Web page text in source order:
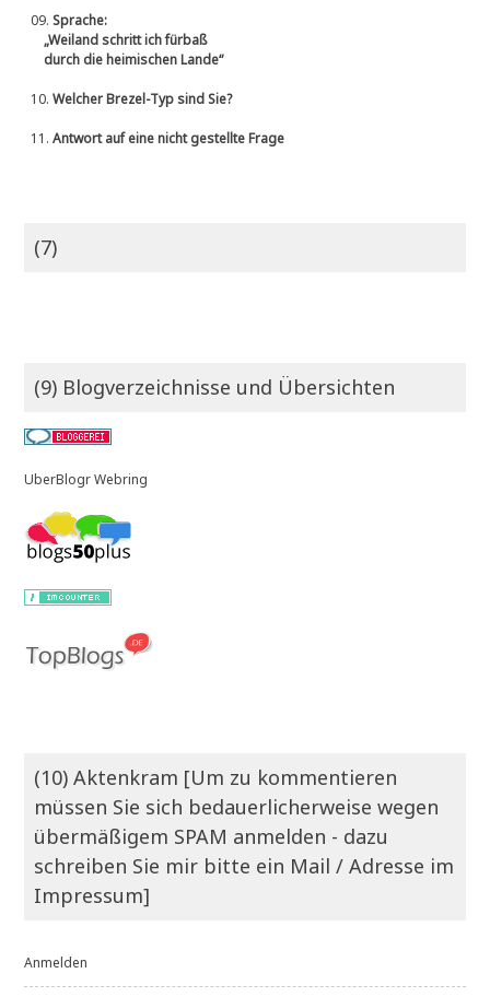
09.Sprache:
„Weiland schritt ich fürbaß
durch die heimischen Lande“
10.Welcher Brezel-Typ sind Sie?
11.Antwort auf eine nicht gestellte Frage
(7)
(9) Blogverzeichnisse und Übersichten
UberBlogr Webring
(10) Aktenkram [Um zu kommentieren
müssen Sie sich bedauerlicherweise wegen
übermäßigem SPAM anmelden - dazu
schreiben Sie mir bitte ein Mail / Adresse im
Impressum]
Anmelden